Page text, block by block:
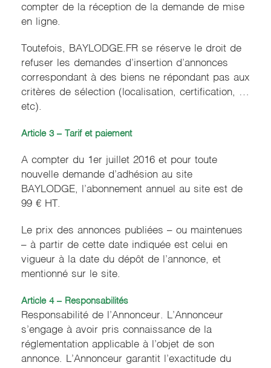
compter de la réception de la demande de mise
en ligne.
Toutefois, BAYLODGE.FR se réserve le droit de
refuser les demandes d’insertion d’annonces
correspondant à des biens ne répondant pas aux
critères de sélection (localisation, certification, …
etc).
Article 3 – Tarif et paiement
A compter du 1er juillet 2016 et pour toute
nouvelle demande d’adhésion au site
BAYLODGE, l’abonnement annuel au site est de
99 € HT.
Le prix des annonces publiées – ou maintenues
– à partir de cette date indiquée est celui en
vigueur à la date du dépôt de l’annonce, et
mentionné sur le site.
Article 4 – Responsabilités
Responsabilité de l’Annonceur. L’Annonceur
s’engage à avoir pris connaissance de la
réglementation applicable à l’objet de son
annonce. L’Annonceur garantit l’exactitude du